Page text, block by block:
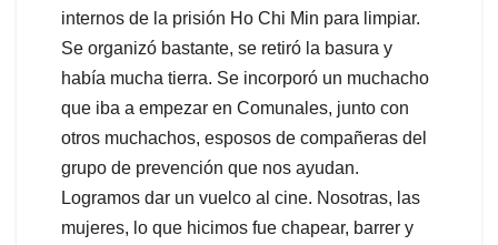
internos de la prisión Ho Chi Min para limpiar.
Se organizó bastante, se retiró la basura y
había mucha tierra. Se incorporó un muchacho
que iba a empezar en Comunales, junto con
otros muchachos, esposos de compañeras del
grupo de prevención que nos ayudan.
Logramos dar un vuelco al cine. Nosotras, las
mujeres, lo que hicimos fue chapear, barrer y